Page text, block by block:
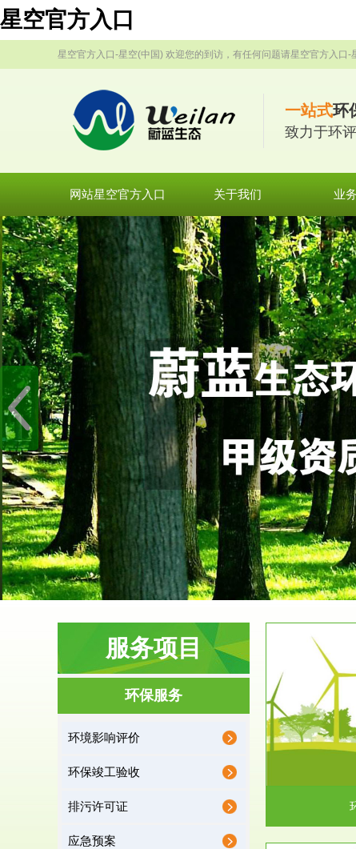
星空官方入口
星空官方入口-星空(中国) 欢迎您的到访，有任何问题请星空官方入口-
一站式环
致力于环
网站星空官方入口 关于我们 业
服务项目
环保服务
环境影响评价
环保竣工验收
排污许可证
应急预案
服务范围
环境影响评价
据《中华人民共和国环境保护法》第十九条 编制
有关开发利用规划，建...
根据《建设项